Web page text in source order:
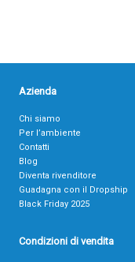
Azienda
Chi siamo
Per l’ambiente
Contatti
Blog
Diventa rivenditore
Guadagna con il Dropship
Black Friday 2025
Condizioni di vendita